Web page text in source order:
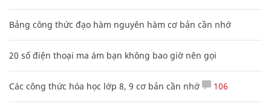
Bảng công thức đạo hàm nguyên hàm cơ bản cần nhớ
20 số điện thoại ma ám bạn không bao giờ nên gọi
Các công thức hóa học lớp 8, 9 cơ bản cần nhớ 106